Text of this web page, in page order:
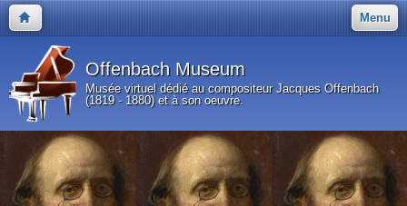
Menu
Offenbach Museum
Musée virtuel dédié au compositeur Jacques Offenbach
(1819 - 1880) et à son oeuvre.